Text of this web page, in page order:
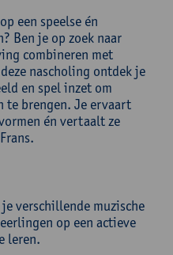
een speelse én
Ben je op zoek naar
combineren met
nascholing ontdek je
en spel inzet om
te brengen. Je ervaart
én vertaalt ze
verschillende muzische
op een actieve
leren.